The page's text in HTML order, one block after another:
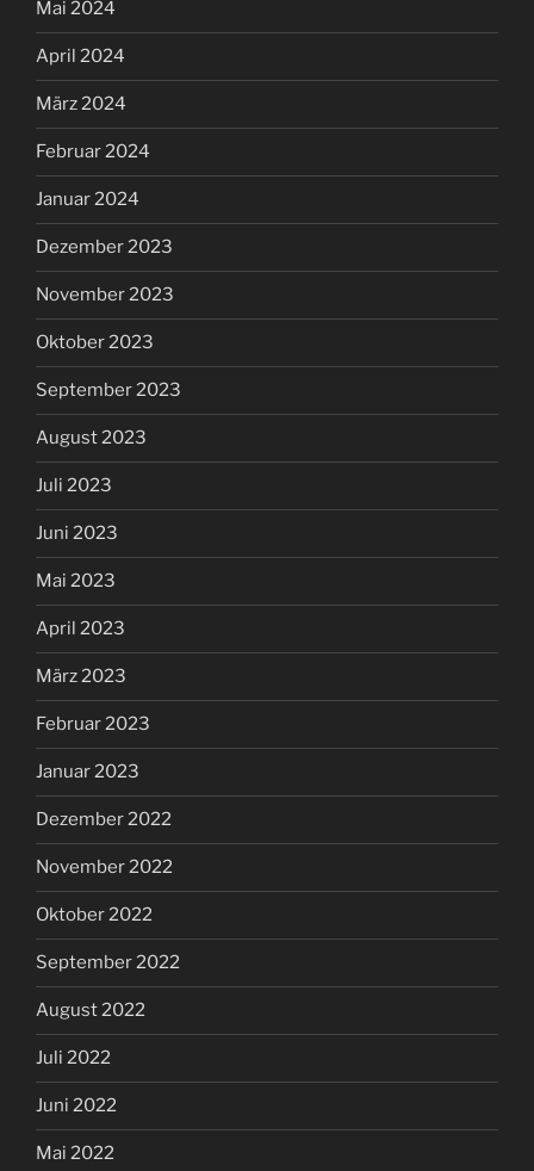
Mai 2024
April 2024
März 2024
Februar 2024
Januar 2024
Dezember 2023
November 2023
Oktober 2023
September 2023
August 2023
Juli 2023
Juni 2023
Mai 2023
April 2023
März 2023
Februar 2023
Januar 2023
Dezember 2022
November 2022
Oktober 2022
September 2022
August 2022
Juli 2022
Juni 2022
Mai 2022